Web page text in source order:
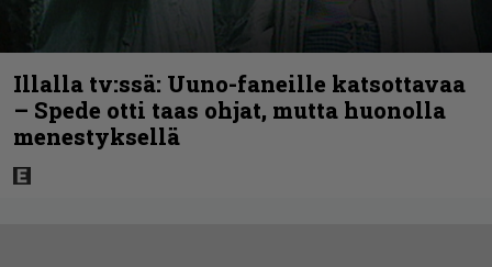
Illalla tv:ssä: Uuno-faneille katsottavaa
– Spede otti taas ohjat, mutta huonolla
menestyksellä